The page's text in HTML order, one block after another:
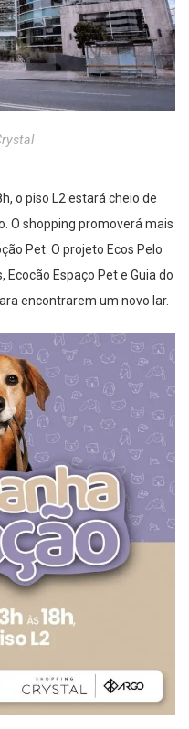
o piso L2 estará cheio de
O shopping promoverá mais
Pet. O projeto Ecos Pelo
Ecocão Espaço Pet e Guia do
encontrarem um novo lar.